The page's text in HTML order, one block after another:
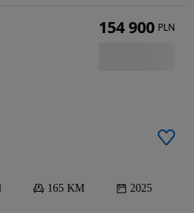
165 KM 2025
154 900 PLN